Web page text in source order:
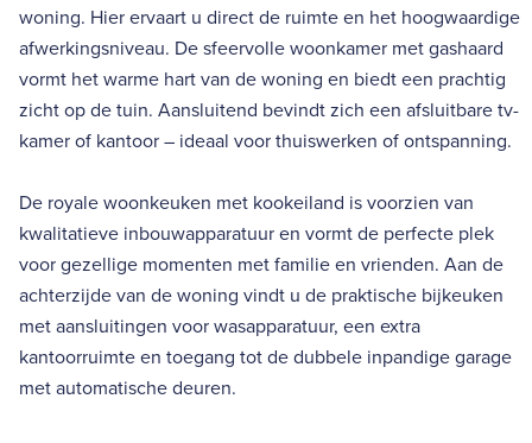
woning. Hier ervaart u direct de ruimte en het hoogwaardige
afwerkingsniveau. De sfeervolle woonkamer met gashaard
vormt het warme hart van de woning en biedt een prachtig
zicht op de tuin. Aansluitend bevindt zich een afsluitbare tv-
kamer of kantoor – ideaal voor thuiswerken of ontspanning.
De royale woonkeuken met kookeiland is voorzien van
kwalitatieve inbouwapparatuur en vormt de perfecte plek
voor gezellige momenten met familie en vrienden. Aan de
achterzijde van de woning vindt u de praktische bijkeuken
met aansluitingen voor wasapparatuur, een extra
kantoorruimte en toegang tot de dubbele inpandige garage
met automatische deuren.